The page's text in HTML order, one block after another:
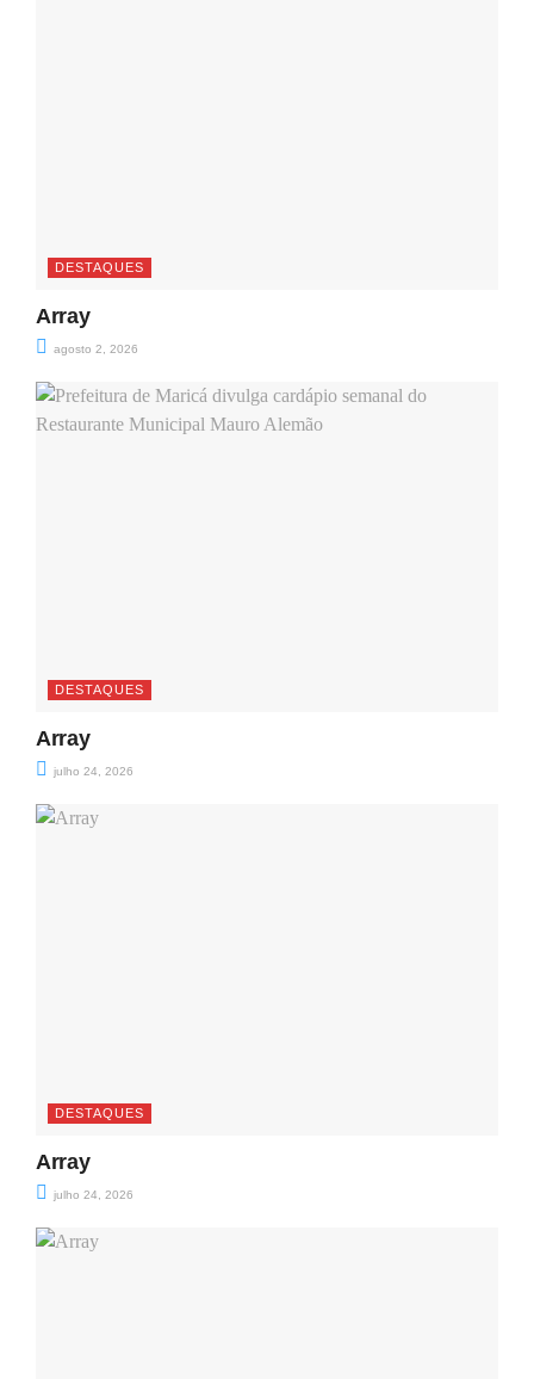
DESTAQUES
Array
agosto 2, 2026
DESTAQUES
Array
julho 24, 2026
DESTAQUES
Array
julho 24, 2026